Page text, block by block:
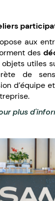
aux
des
objets utiles
de
d’équipe
plus